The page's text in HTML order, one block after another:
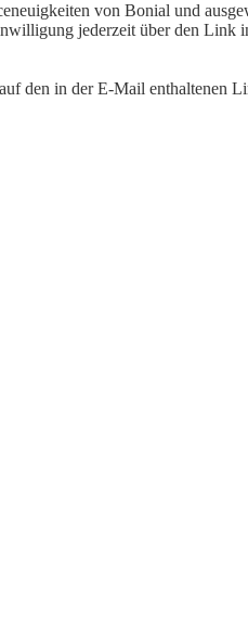
von Bonial und
jederzeit über den
den in der E-Mail enthaltenen